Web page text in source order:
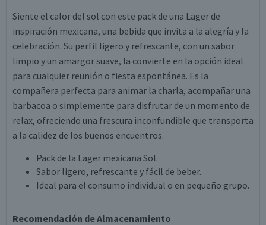
Siente el calor del sol con este pack de una Lager de
inspiración mexicana, una bebida que invita a la alegría y la
celebración. Su perfil ligero y refrescante, con un sabor
limpio y un amargor suave, la convierte en la opción ideal
para cualquier reunión o fiesta espontánea. Es la
compañera perfecta para animar la charla, acompañar una
barbacoa o simplemente para disfrutar de un momento de
relax, ofreciendo una frescura inconfundible que transporta
a la calidez de los buenos encuentros.
Pack de la Lager mexicana Sol.
Sabor ligero, refrescante y fácil de beber.
Ideal para el consumo individual o en pequeño grupo.
Recomendación de Almacenamiento